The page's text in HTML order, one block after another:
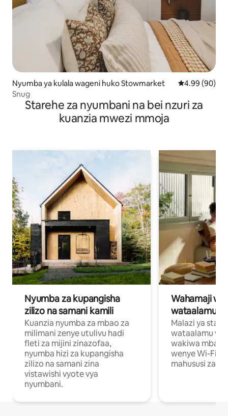
Nyumba ya kulala wageni huko Stowmarket Ukadiriaji wa
4.99 (90)
Snug
Starehe za nyumbani na bei nzuri za
kuanzia mwezi mmoja
Nyumba za kupangisha
zilizo na samani kamili
Kuanzia nyumba za mbao za
milimani zenye utulivu hadi
fleti za mijini zinazofaa,
nyumba hizi za kupangisha
zilizo na samani zina
vistawishi vyote vya
nyumbani.
Wahamaji
wataalamu
Malazi ya
wataalamu
wakiwa mbali
wenye Wi-Fi
mahususi za